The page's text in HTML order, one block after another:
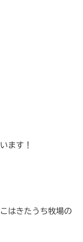
ます！
はきたうち牧場の